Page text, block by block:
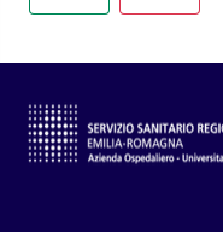
a
t
à
d